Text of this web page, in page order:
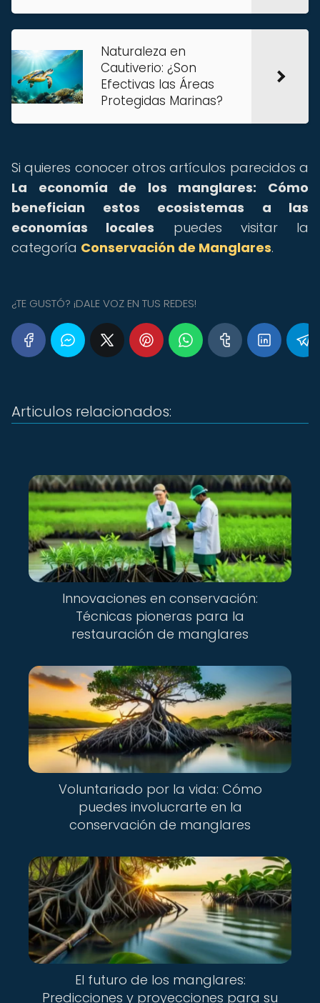
Naturaleza en
Cautiverio: ¿Son
Efectivas las Áreas
Protegidas Marinas?
Si quieres conocer otros artículos parecidos a
La economía de los manglares: Cómo
benefician estos ecosistemas a las
economías locales puedes visitar la
categoría Conservación de Manglares.
¿TE GUSTÓ? ¡DALE VOZ EN TUS REDES!
Articulos relacionados:
Innovaciones en conservación:
Técnicas pioneras para la
restauración de manglares
Voluntariado por la vida: Cómo
puedes involucrarte en la
conservación de manglares
El futuro de los manglares:
Predicciones y proyecciones para su